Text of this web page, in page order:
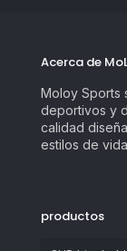
Acerca de
Moloy Sports
deportivos y
calidad
estilos de
productos